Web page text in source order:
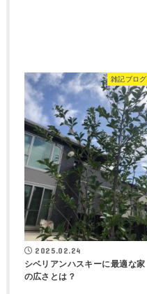
雑記ブログ
2025.02.24
シベリアンハスキーに最適な家
の広さとは？